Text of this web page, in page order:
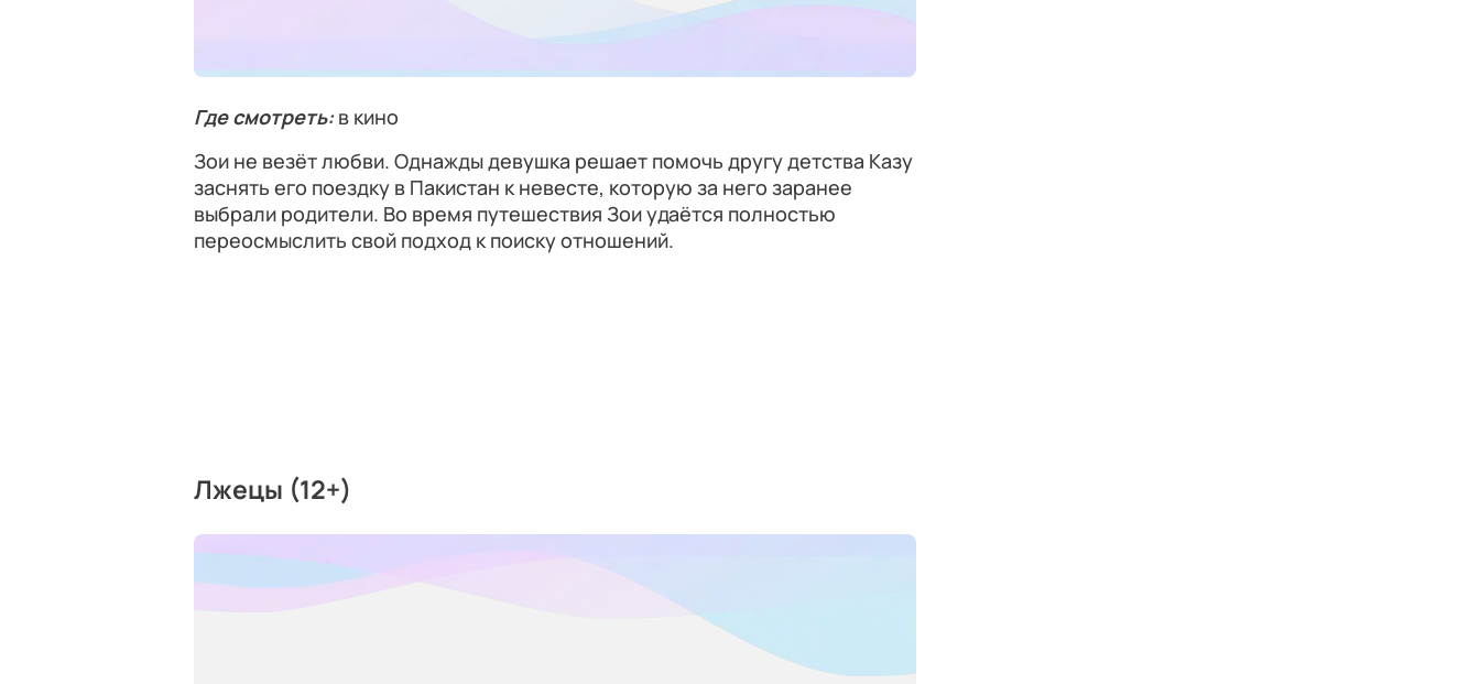
Где смотреть:в кино
Зои не везёт любви. Однажды девушка решает помочь другу детства Казу
заснять его поездку в Пакистан к невесте, которую за него заранее
выбрали родители. Во время путешествия Зои удаётся полностью
переосмыслить свой подход к поиску отношений.
Лжецы (12+)